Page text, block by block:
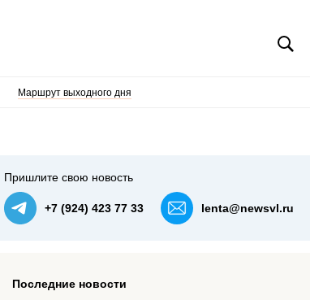
Маршрут выходного дня
Пришлите свою новость
+7 (924) 423 77 33 lenta@newsvl.ru
Последние новости